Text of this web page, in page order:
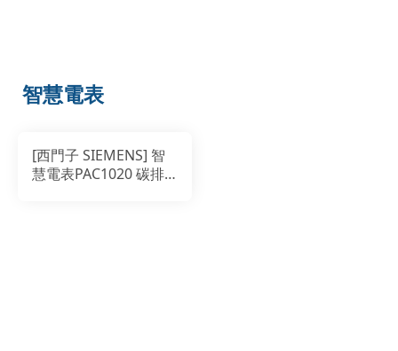
智慧電表
[西門子 SIEMENS] 智
慧電表PAC1020 碳排